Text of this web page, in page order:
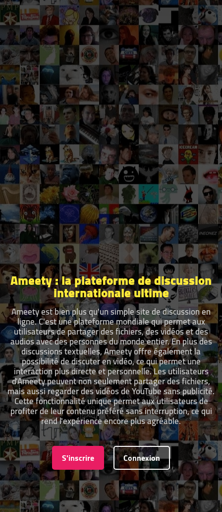
Ameety : la plateforme de discussion
internationale ultime
Ameety est bien plus qu'un simple site de discussion en
ligne. C'est une plateforme mondiale qui permet aux
utilisateurs de partager des fichiers, des vidéos et des
audios avec des personnes du monde entier. En plus des
discussions textuelles, Ameety offre également la
possibilité de discuter en vidéo, ce qui permet une
interaction plus directe et personnelle. Les utilisateurs
d'Ameety peuvent non seulement partager des fichiers,
mais aussi regarder des vidéos de YouTube sans publicité.
Cette fonctionnalité unique permet aux utilisateurs de
profiter de leur contenu préféré sans interruption, ce qui
rend l'expérience encore plus agréable.
S'inscrire Connexion